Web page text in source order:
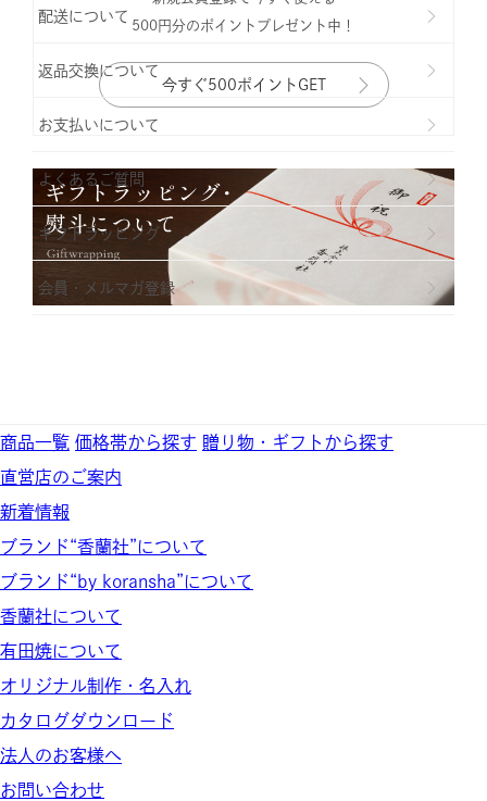
配送について
返品交換について
お支払いについて
よくあるご質問
ギフトラッビング
会員・メルマガ登録
500円分のポイントプレゼント中！
今すぐ500ポイントGET
商品一覧 価格帯から探す 贈り物・ギフトから探す
直営店のご案内
新着情報
ブランド“香蘭社”について
ブランド“by koransha”について
香蘭社について
有田焼について
オリジナル制作・名入れ
カタログダウンロード
法人のお客様へ
お問い合わせ